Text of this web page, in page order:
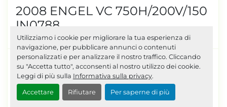
Utilizziamo i cookie per migliorare la tua esperienza di
navigazione, per pubblicare annunci o contenuti
personalizzati e per analizzare il nostro traffico. Cliccando
su "Accetta tutto", acconsenti al nostro utilizzo dei cookie.
Leggi di più sulla Informativa sulla privacy.
Accettare Rifiutare Per saperne di più
2008 ENGEL VC 750H/200V/150
IN0788
EQUIPAGGIATA CON ROBOT ENGEL ERC 33/2-F
ANNO 2008, ISOLA DI LAVORO, NASTRO
TRASPORTATORE Tonnellaggio: 150
dettagli